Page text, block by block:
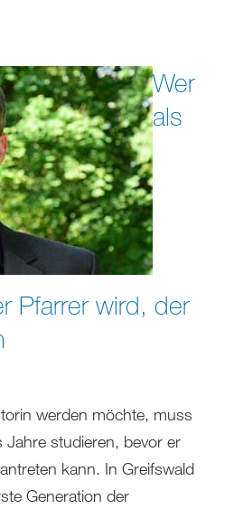
Wer
als
Pfarrer wird, der
werden möchte, muss
Jahre studieren, bevor er
kann. In Greifswald
Generation der